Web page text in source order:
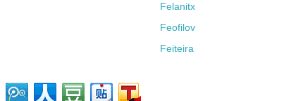
Felanitx
Feofilov
Feiteira